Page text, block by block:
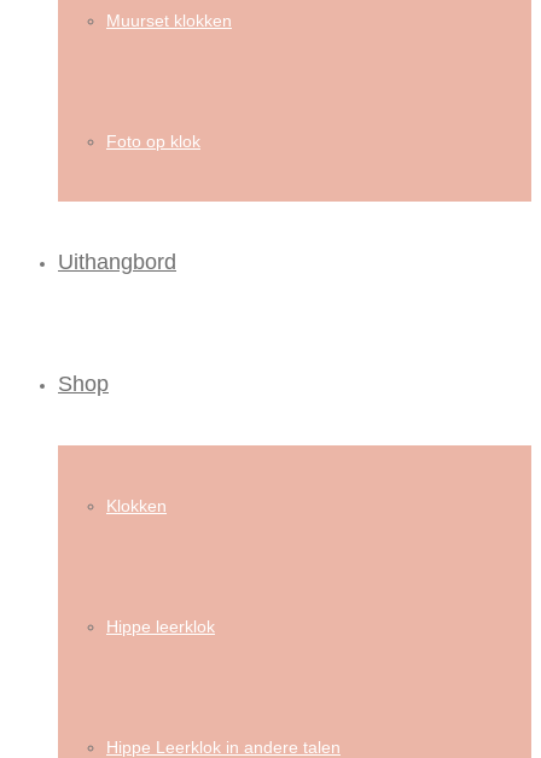
Muurset klokken
Foto op klok
Uithangbord
Shop
Klokken
Hippe leerklok
Hippe Leerklok in andere talen